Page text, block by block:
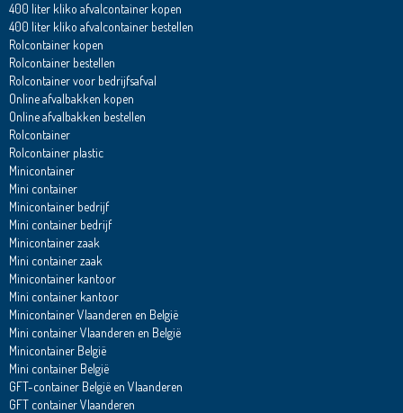
400 liter kliko afvalcontainer kopen
400 liter kliko afvalcontainer bestellen
Rolcontainer kopen
Rolcontainer bestellen
Rolcontainer voor bedrijfsafval
Online afvalbakken kopen
Online afvalbakken bestellen
Rolcontainer
Rolcontainer plastic
Minicontainer
Mini container
Minicontainer bedrijf
Mini container bedrijf
Minicontainer zaak
Mini container zaak
Minicontainer kantoor
Mini container kantoor
Minicontainer Vlaanderen en België
Mini container Vlaanderen en België
Minicontainer België
Mini container België
GFT-container België en Vlaanderen
GFT container Vlaanderen